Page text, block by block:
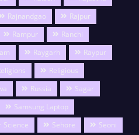
Rajnandgao
Rajpur
Rampur
Ranchi
Raygarh
Raypur
Religious
Russia
Sagar
Samsung Laptop
Science Sehore
Seoni